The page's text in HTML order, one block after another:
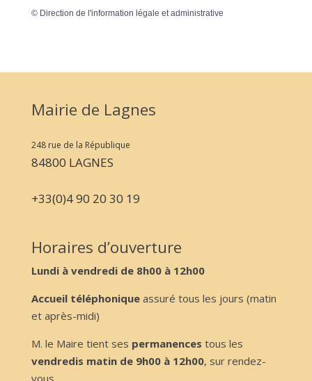
© Direction de l'information légale et administrative
Mairie de Lagnes
248 rue de la République
84800 LAGNES
+33(0)4 90 20 30 19
Horaires d’ouverture
Lundi à vendredi de 8h00 à 12h00
Accueil téléphoniqueassuré tous les jours (matin
et après-midi)
M. le Maire tient ses permanences tous les
vendredis matin de 9h00 à 12h00, sur rendez-